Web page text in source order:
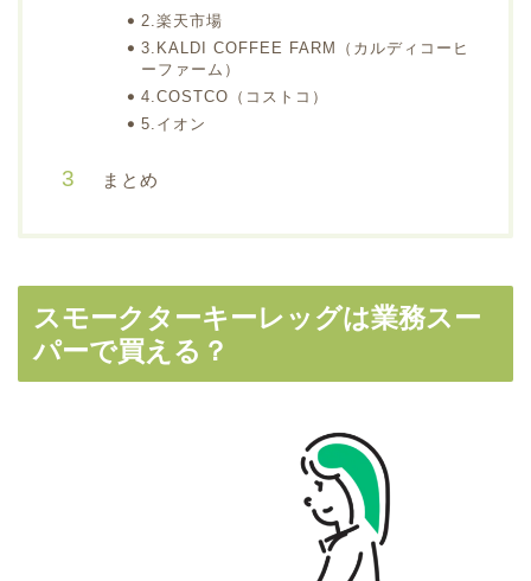
2.楽天市場
3.KALDI COFFEE FARM（カルディコーヒ
ーファーム）
4.COSTCO（コストコ）
5.イオン
まとめ
スモークターキーレッグは業務スー
パーで買える？